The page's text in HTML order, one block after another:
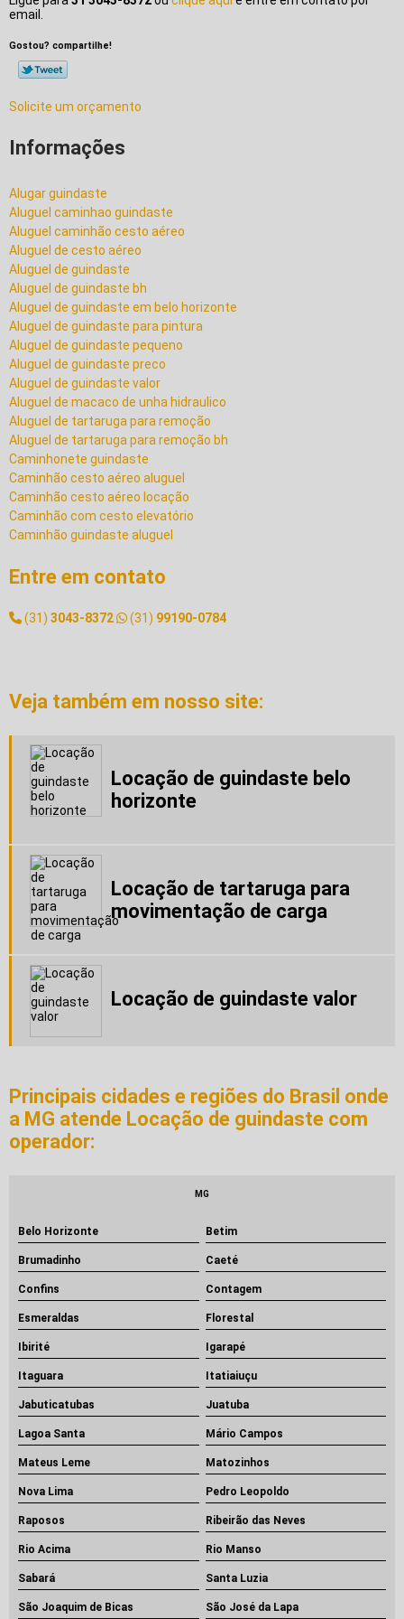
email.
Gostou? compartilhe!
Solicite um orçamento
Informações
Alugar guindaste
Aluguel caminhao guindaste
Aluguel caminhão cesto aéreo
Aluguel de cesto aéreo
Aluguel de guindaste
Aluguel de guindaste bh
Aluguel de guindaste em belo horizonte
Aluguel de guindaste para pintura
Aluguel de guindaste pequeno
Aluguel de guindaste preco
Aluguel de guindaste valor
Aluguel de macaco de unha hidraulico
Aluguel de tartaruga para remoção
Aluguel de tartaruga para remoção bh
Caminhonete guindaste
Caminhão cesto aéreo aluguel
Caminhão cesto aéreo locação
Caminhão com cesto elevatório
Caminhão guindaste aluguel
Cesto aereo locação
Empresa de guindaste
Empresa de locação de guindaste
Empresa de remoção industrial
Empresas de montagem industrial no brasil
Equipamentos para remoção de máquinas
Equipamentos para remoção industrial
Guindaste 1000 toneladas
Guindaste 4 toneladas
Guindaste 500 kg
Guindaste 6 toneladas
Guindaste aluguel
Guindaste aluguel bh
Guindaste aluguel preço
Guindaste locação
Guindaste para alugar
Guindaste pequeno
Guindastes para empresas
Locação caminhão cesto aéreo
Locação de guindaste
Locação de guindaste belo horizonte
Locação de guindaste com operador
Locação de guindaste minas gerais
Locação de tartaruga para remoção
Montagem industrial
Montagem industrial em minas gerais
Montagem industrial empresas
Movimentação de equipamentos pesados
Movimentação de máquinas
Movimentação de máquinas e equipamentos
Movimentação de máquinas pesadas
Preço aluguel de guindaste
Preço de locação de guindastes
Quanto custa aluguel de guindaste
Quanto custa o aluguel de um guindaste
Quanto custa um aluguel de guindaste
Remoção de maquinas e equipamentos
Remoção de máquinas
Remoção de máquinas pesadas
Remoção industrial
Serviço de montagem industrial
Tartaruga de remoção
Entre em contato
(31) 3043-8372 (31) 99190-0784
Veja também em nosso site:
Locação de guindaste belo
horizonte
Locação de tartaruga para
movimentação de carga
Locação de guindaste valor
Principais cidades e regiões do Brasil onde
a MG atende Locação de guindaste com
operador:
MG
Belo Horizonte Betim
Brumadinho Caeté
Confins Contagem
Esmeraldas Florestal
Ibirité Igarapé
Itaguara Itatiaiuçu
Jabuticatubas Juatuba
Lagoa Santa Mário Campos
Mateus Leme Matozinhos
Nova Lima Pedro Leopoldo
Raposos Ribeirão das Neves
Rio Acima Rio Manso
Sabará Santa Luzia
São Joaquim de Bicas São José da Lapa